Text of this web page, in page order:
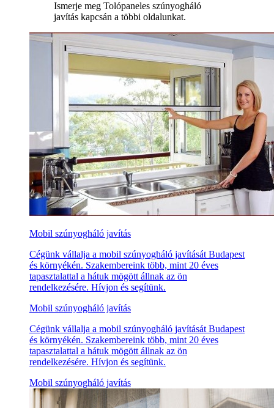
Ismerje meg Tolópaneles szúnyogháló
javítás kapcsán a többi oldalunkat.
Mobil szúnyogháló javítás
Cégünk vállalja a mobil szúnyogháló javítását Budapest
és környékén. Szakembereink több, mint 20 éves
tapasztalattal a hátuk mögött állnak az ön
rendelkezésére. Hívjon és segítünk.
Mobil szúnyogháló javítás
Cégünk vállalja a mobil szúnyogháló javítását Budapest
és környékén. Szakembereink több, mint 20 éves
tapasztalattal a hátuk mögött állnak az ön
rendelkezésére. Hívjon és segítünk.
Mobil szúnyogháló javítás